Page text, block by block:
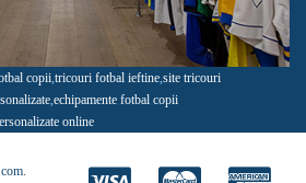
copii tricouri fotbal ieftine site tricouri
echipamente fotbal copii
online